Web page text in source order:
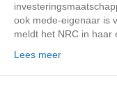
ook mede-eigenaar is
meldt het NRC in haar
Lees meer